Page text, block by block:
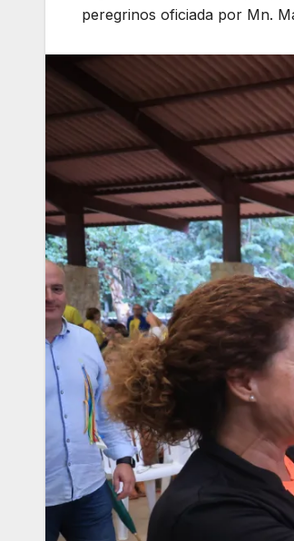
peregrinos oficiada por Mn.